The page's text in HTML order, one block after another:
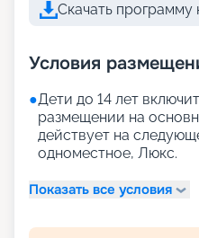
Скачать программу
Условия
●Дети до 14 лет
размещении на
действует на
одноместное, Люкс.
Показать все условия